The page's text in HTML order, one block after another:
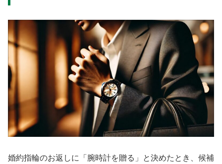
婚約指輪のお返しに「腕時計を贈る」と決めたとき、候補